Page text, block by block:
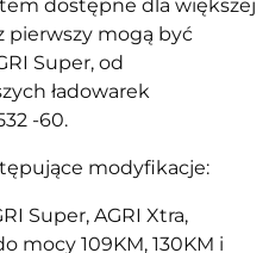
dostępne dla większej
pierwszy mogą być
Super, od
ładowarek
-60.
modyfikacje:
Super, AGRI Xtra,
mocy 109KM, 130KM i